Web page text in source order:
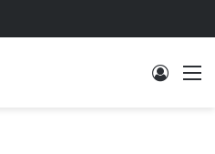
Log In